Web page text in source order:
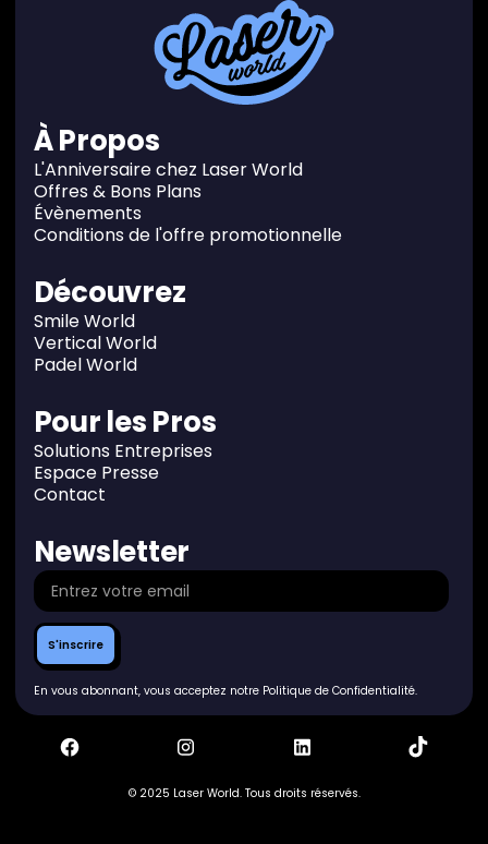
À Propos
L'Anniversaire chez Laser World
Offres & Bons Plans
Évènements
Conditions de l'offre promotionnelle
Découvrez
Smile World
Vertical World
Padel World
Pour les Pros
Solutions Entreprises
Espace Presse
Contact
Newsletter
S'inscrire
S'inscrire
En vous abonnant, vous acceptez notre Politique de Confidentialité.
© 2025 Laser World. Tous droits réservés.